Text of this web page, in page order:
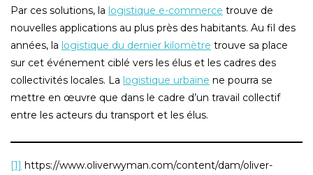
Par ces solutions, la logistique e-commerce trouve de
nouvelles applications au plus près des habitants. Au fil des
années, la logistique du dernier kilomètre trouve sa place
sur cet événement ciblé vers les élus et les cadres des
collectivités locales. La logistique urbaine ne pourra se
mettre en œuvre que dans le cadre d’un travail collectif
entre les acteurs du transport et les élus.
[1] https://www.oliverwyman.com/content/dam/oliver-